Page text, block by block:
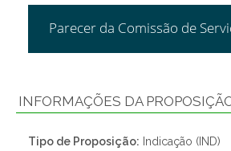
Parecer da Comissão de
INFORMAÇÕES DA
Tipo de Proposição: Indicação (IND)